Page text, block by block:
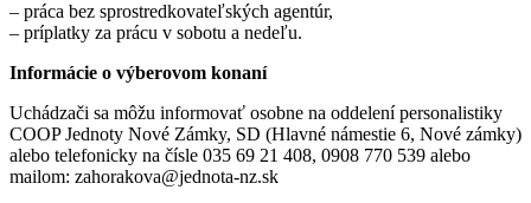
– práca bez sprostredkovateľských agentúr,
– príplatky za prácu v sobotu a nedeľu.
Informácie o výberovom konaní
Uchádzači sa môžu informovať osobne na oddelení personalistiky
COOP Jednoty Nové Zámky, SD (Hlavné námestie 6, Nové zámky)
alebo telefonicky na čísle 035 69 21 408, 0908 770 539 alebo
mailom: zahorakova@jednota-nz.sk